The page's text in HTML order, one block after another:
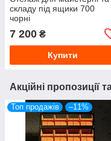
складу під ящики 700
чорні
7 200 ₴
Купити
Акційні пропозиції
Топ продажів –11%